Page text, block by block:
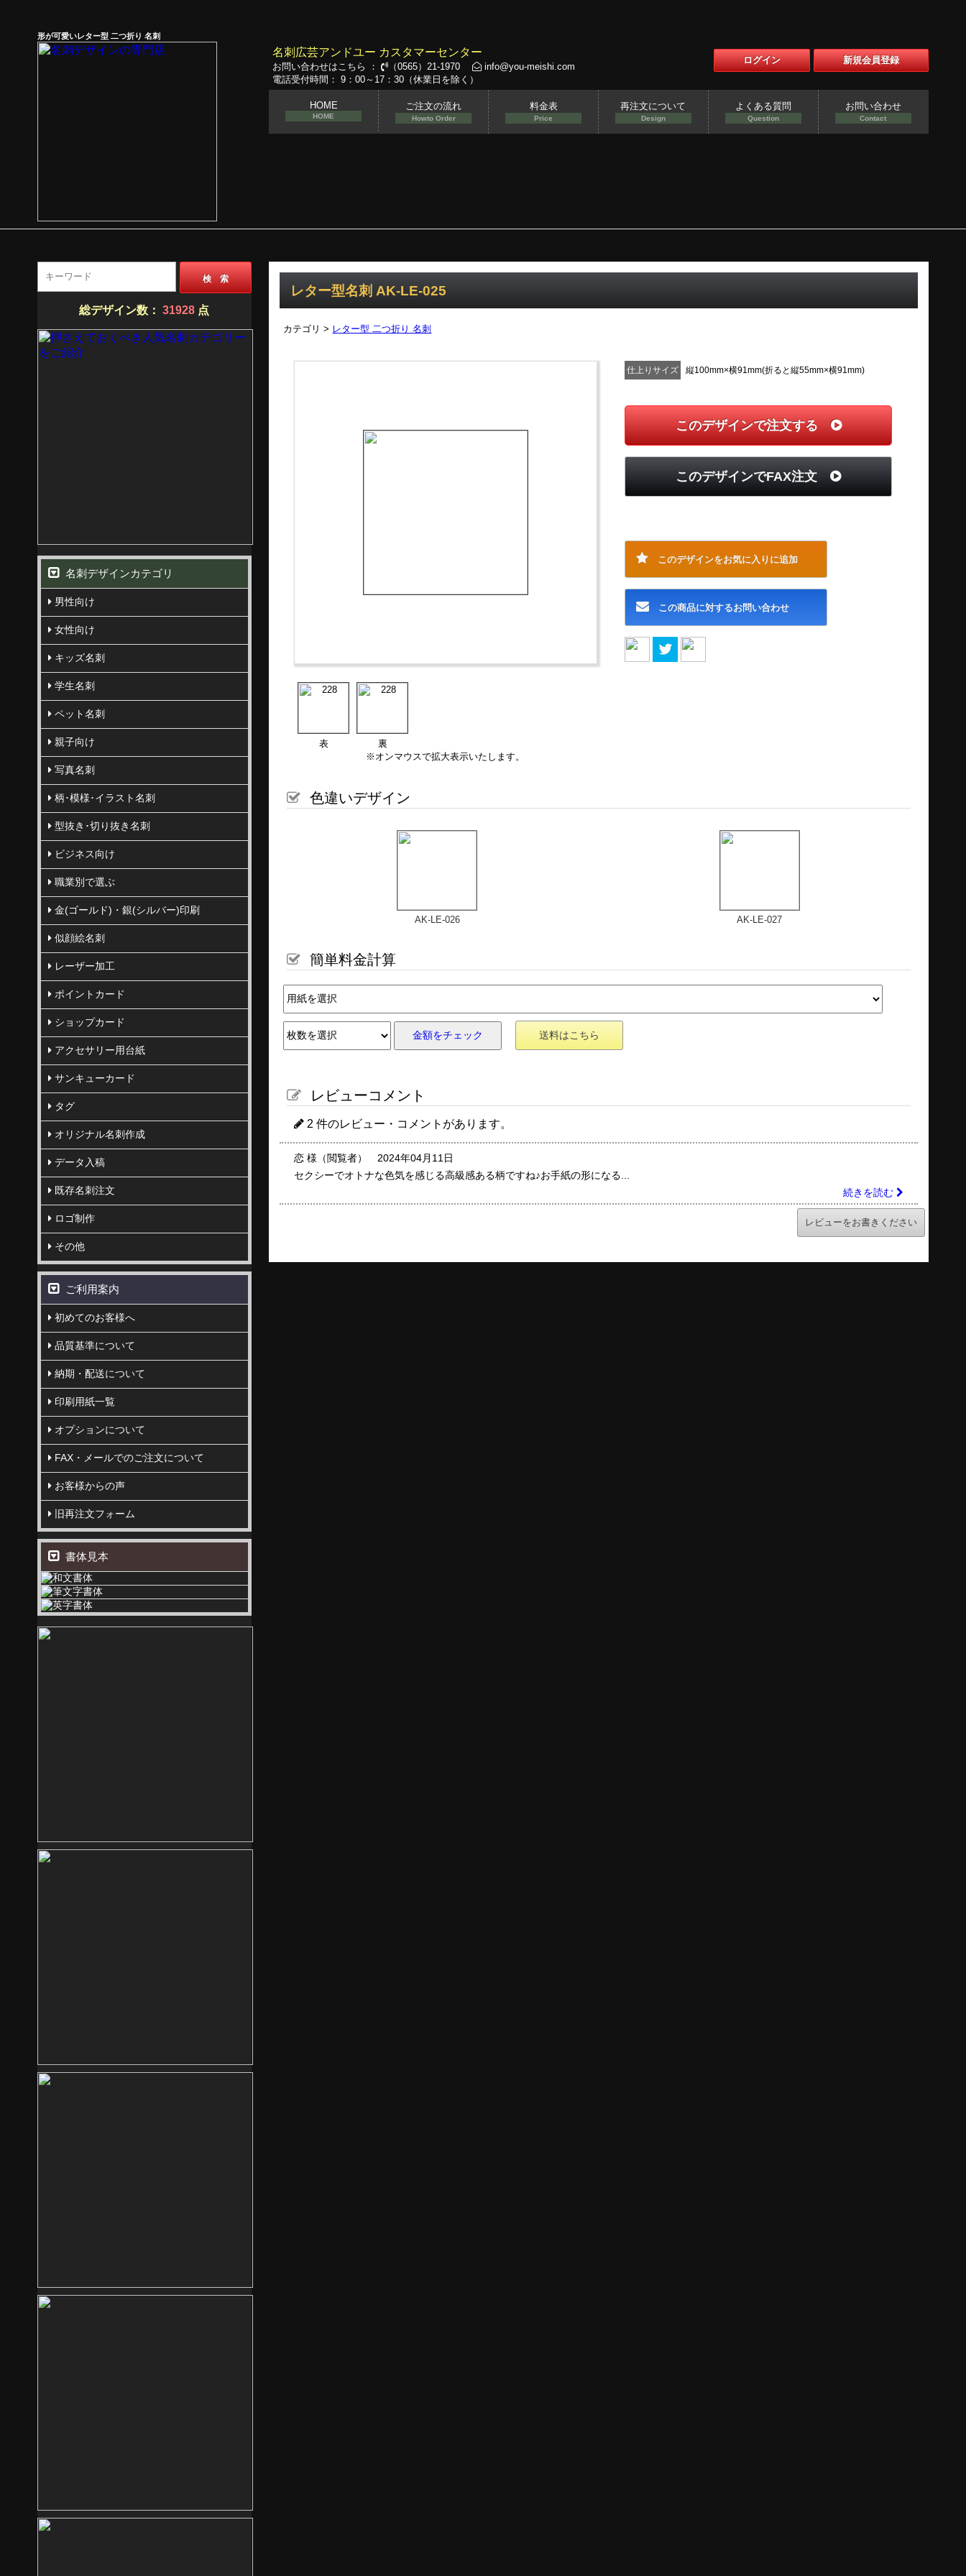
形が可愛いレター型 二つ折り 名刺
名刺広芸アンドユー カスタマーセンター
お問い合わせはこちら ： （0565）21-1970
info@you-meishi.com
電話受付時間： 9：00～17：30（休業日を除く）
新規会員登録
ログイン
HOME
HOME
ご注文の流れ
Howto Order
料金表
Price
再注文について
Design
よくある質問
Question
お問い合わせ
Contact
レター型名刺 AK-LE-025
カテゴリ > レター型 二つ折り 名刺
表
裏
※オンマウスで拡大表示いたします。
仕上りサイズ 縦100mm×横91mm(折ると縦55mm×横91mm)
このデザインで注文する
このデザインでFAX注文
このデザインをお気に入りに追加
この商品に対するお問い合わせ
色違いデザイン
AK-LE-026 AK-LE-027
簡単料金計算
金額をチェック 送料はこちら
レビューコメント
2 件のレビュー・コメントがあります。
恋 様（閲覧者） 2024年04月11日
セクシーでオトナな色気を感じる高級感ある柄ですね♪お手紙の形になる...
続きを読む
レビューをお書きください
検 索
総デザイン数：31928 点
名刺デザインカテゴリ
男性向け
女性向け
キッズ名刺
学生名刺
ペット名刺
親子向け
写真名刺
柄･模様･イラスト名刺
型抜き･切り抜き名刺
ビジネス向け
職業別で選ぶ
金(ゴールド)・銀(シルバー)印刷
似顔絵名刺
レーザー加工
ポイントカード
ショップカード
アクセサリー用台紙
サンキューカード
タグ
オリジナル名刺作成
データ入稿
既存名刺注文
ロゴ制作
その他
ご利用案内
初めてのお客様へ
品質基準について
納期・配送について
印刷用紙一覧
オプションについて
FAX・メールでのご注文について
お客様からの声
旧再注文フォーム
書体見本